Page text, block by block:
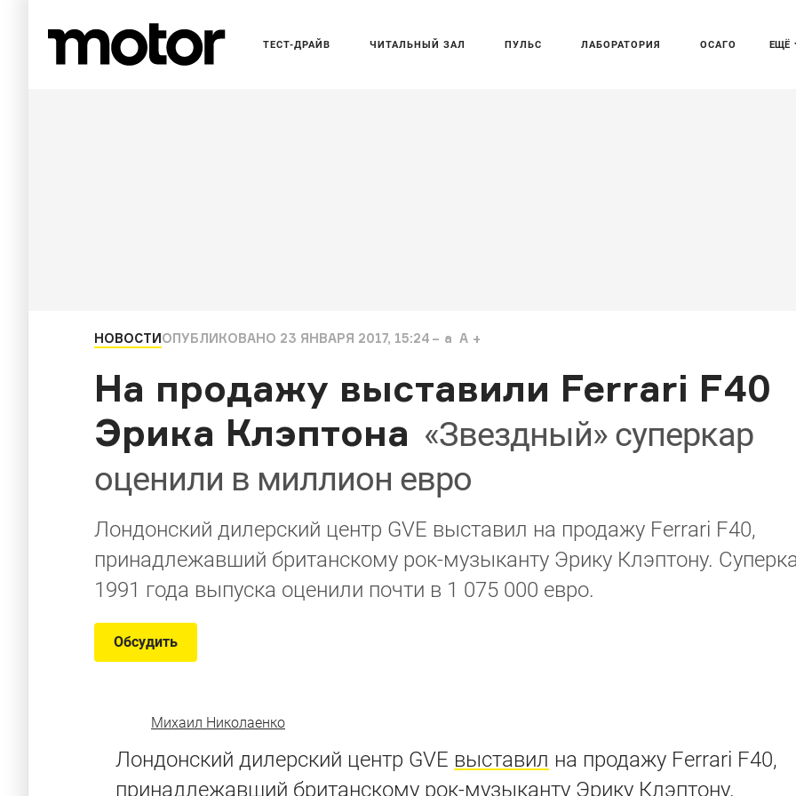
ЕЩЁ
ТЕСТ-ДРАЙВ ЧИТАЛЬНЫЙ ЗАЛ ПУЛЬС ЛАБОРАТОРИЯ ОСАГО
НОВОСТИОПУБЛИКОВАНО 23 ЯНВАРЯ 2017, 15:24 a A
На продажу выставили Ferrari F40
Эрика Клэптона «Звездный» суперкар
оценили в миллион евро
Лондонский дилерский центр GVE выставил на продажу Ferrari F40,
принадлежавший британскому рок-музыканту Эрику Клэптону.
1991 года выпуска оценили почти в 1 075 000 евро.
Обсудить
Михаил Николаенко
Лондонский дилерский центр GVE выставил на продажу Ferrari F40,
принадлежавший британскому рок-музыканту Эрику Клэптону.